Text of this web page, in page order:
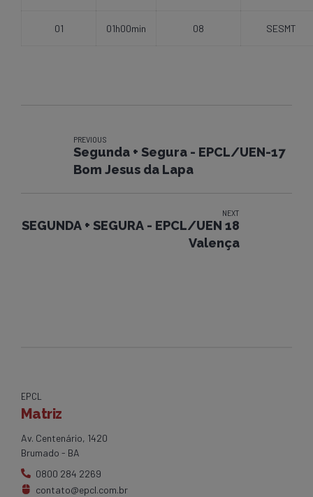
01 01h00min 08 SESMT
PREVIOUS
Segunda + Segura - EPCL/UEN-17
Bom Jesus da Lapa
NEXT
SEGUNDA + SEGURA - EPCL/UEN 18
Valença
EPCL
Matriz
Av. Centenário, 1420
Brumado - BA
0800 284 2269
contato@epcl.com.br